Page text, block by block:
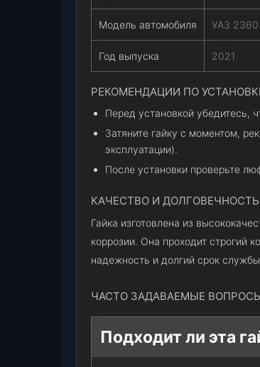
Модель автомобиля УАЗ
Год выпуска 2021
РЕКОМЕНДАЦИИ ПО
Перед установкой убедитесь,
Затяните гайку с моментом,
эксплуатации).
После установки проверьте
КАЧЕСТВО И
Гайка изготовлена из
коррозии. Она проходит строгий
надежность и долгий срок
ЧАСТО ЗАДАВАЕМЫЕ
Подходит ли эта